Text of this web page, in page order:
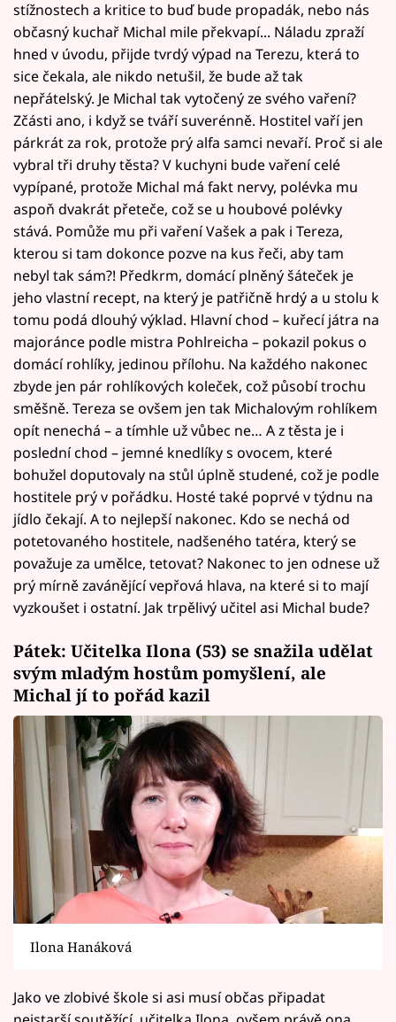
stížnostech a kritice to buď bude propadák, nebo nás
občasný kuchař Michal mile překvapí... Náladu zpraží
hned v úvodu, přijde tvrdý výpad na Terezu, která to
sice čekala, ale nikdo netušil, že bude až tak
nepřátelský. Je Michal tak vytočený ze svého vaření?
Zčásti ano, i když se tváří suverénně. Hostitel vaří jen
párkrát za rok, protože prý alfa samci nevaří. Proč si ale
vybral tři druhy těsta? V kuchyni bude vaření celé
vypípané, protože Michal má fakt nervy, polévka mu
aspoň dvakrát přeteče, což se u houbové polévky
stává. Pomůže mu při vaření Vašek a pak i Tereza,
kterou si tam dokonce pozve na kus řeči, aby tam
nebyl tak sám?! Předkrm, domácí plněný šáteček je
jeho vlastní recept, na který je patřičně hrdý a u stolu k
tomu podá dlouhý výklad. Hlavní chod – kuřecí játra na
majoránce podle mistra Pohlreicha – pokazil pokus o
domácí rohlíky, jedinou přílohu. Na každého nakonec
zbyde jen pár rohlíkových koleček, což působí trochu
směšně. Tereza se ovšem jen tak Michalovým rohlíkem
opít nenechá – a tímhle už vůbec ne… A z těsta je i
poslední chod – jemné knedlíky s ovocem, které
bohužel doputovaly na stůl úplně studené, což je podle
hostitele prý v pořádku. Hosté také poprvé v týdnu na
jídlo čekají. A to nejlepší nakonec. Kdo se nechá od
potetovaného hostitele, nadšeného tatéra, který se
považuje za umělce, tetovat? Nakonec to jen odnese už
prý mírně zavánějící vepřová hlava, na které si to mají
vyzkoušet i ostatní. Jak trpělivý učitel asi Michal bude?
Pátek: Učitelka Ilona (53) se snažila udělat
svým mladým hostům pomyšlení, ale
Michal jí to pořád kazil
Ilona Hanáková
Jako ve zlobivé škole si asi musí občas připadat